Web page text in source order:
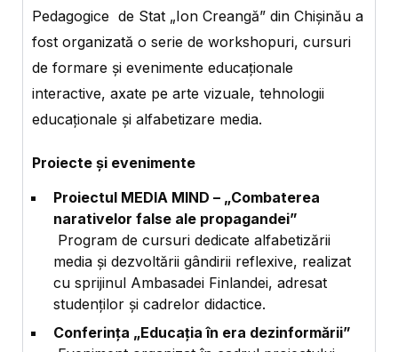
Pedagogice de Stat „Ion Creangă” din Chișinău a
fost organizată o serie de workshopuri, cursuri
de formare și evenimente educaționale
interactive, axate pe arte vizuale, tehnologii
educaționale și alfabetizare media.
Proiecte și evenimente
Proiectul MEDIA MIND – „Combaterea
narativelor false ale propagandei”
Program de cursuri dedicate alfabetizării
media și dezvoltării gândirii reflexive, realizat
cu sprijinul Ambasadei Finlandei, adresat
studenților și cadrelor didactice.
Conferința „Educația în era dezinformării”